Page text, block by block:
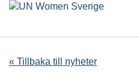
« Tillbaka till nyheter